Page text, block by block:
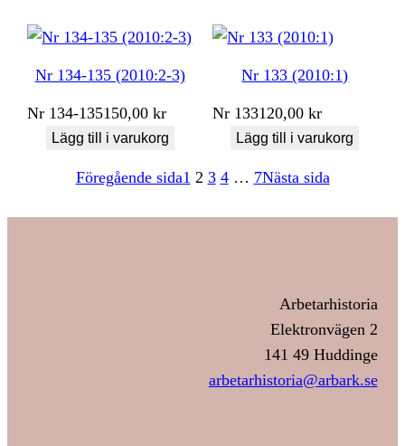
Nr 134-135 (2010:2-3)
Nr 134-135150,00kr
Lägg till i varukorg
Nr 133 (2010:1)
Nr 133120,00kr
Lägg till i varukorg
Föregående sida1 2 3 4 … 7Nästa sida
Arbetarhistoria
Elektronvägen 2
141 49 Huddinge
arbetarhistoria@arbark.se